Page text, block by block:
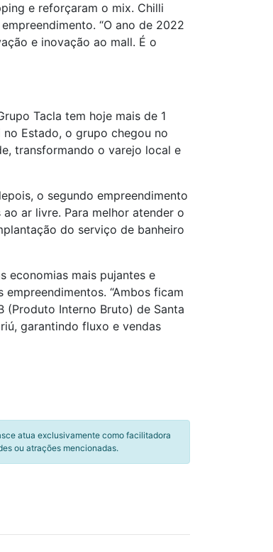
e reforçaram o mix. Chilli
“O ano de 2022
e inovação ao mall. É o
Tacla tem hoje mais de 1
no Estado, o grupo chegou no
transformando o varejo local e
o segundo empreendimento
ar livre. Para melhor atender o
do serviço de banheiro
economias mais pujantes e
“Ambos ficam
(Produto Interno Bruto) de Santa
garantindo fluxo e vendas
atua exclusivamente como facilitadora
ou atrações mencionadas.